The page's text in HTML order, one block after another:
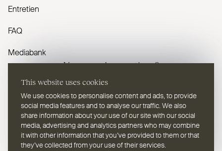
This website uses cookies
We use cookies to personalise content and ads, to provide
social media features and to analyse our traffic. We also
share information about your use of our site with our social
media, advertising and analytics partners who may combine
it with other information that you’ve provided to them or that
they’ve collected from your use of their services.
Entretien
FAQ
Mediabank
Vous avez des questions ?